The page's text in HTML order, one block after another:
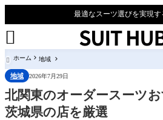
最適なスーツ選びを実現す

 ホーム 地域
地域 2026年7月29日
北関東のオーダースーツお
茨城県の店を厳選